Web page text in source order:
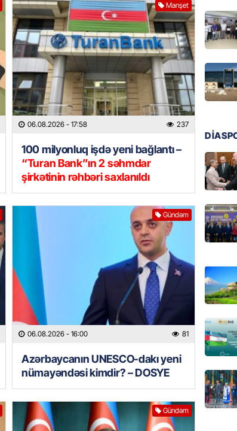
Manşet
06.08.2026 - 17:58 237
100 milyonluq işdə yeni bağlantı –
“Turan Bank”ın 2 səhmdar
şirkətinin rəhbəri saxlanıldı
Gündəm
06.08.2026 - 16:00 81
Azərbaycanın UNESCO-dakı yeni
nümayəndəsi kimdir? – DOSYE
Gündəm
GÜNDƏM
DÜNYA
Kiyev
neft
verdi:
REKLAM
edin